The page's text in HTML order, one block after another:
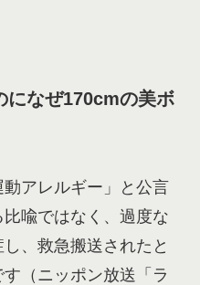
になぜ170cmの美ボ
アレルギー」と公言
喩ではなく、過度な
、救急搬送されたと
（ニッポン放送「ラ